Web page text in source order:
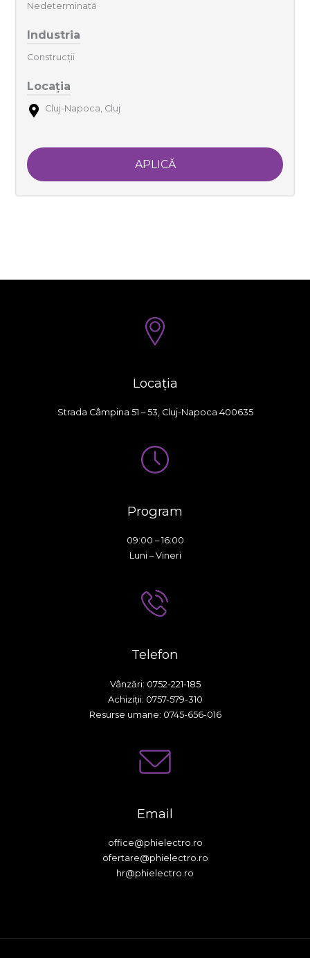
Nedeterminată
Industria
Construcții
Locația
Cluj-Napoca, Cluj
APLICĂ
Locația
Strada Câmpina 51 – 53, Cluj-Napoca 400635
Program
09:00 – 16:00
Luni – Vineri
Telefon
Vânzări: 0752-221-185
Achiziții: 0757-579-310
Resurse umane: 0745-656-016
Email
office@phielectro.ro
ofertare@phielectro.ro
hr@phielectro.ro